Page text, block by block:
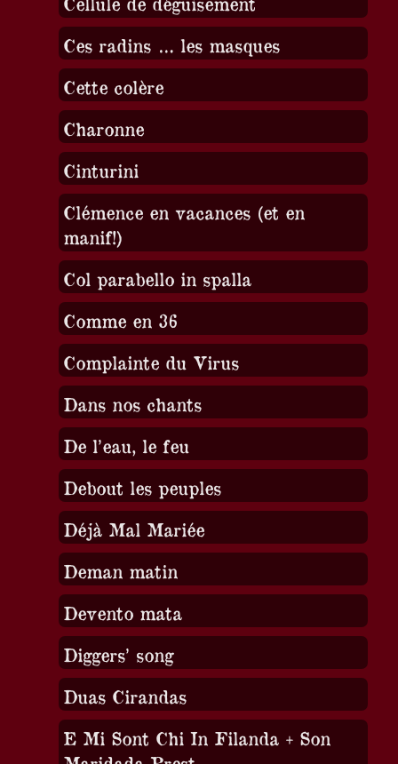
Ces radins … les masques
Cette colère
Charonne
Cinturini
Clémence en vacances (et en
manif!)
Col parabello in spalla
Comme en 36
Complainte du Virus
Dans nos chants
De l’eau, le feu
Debout les peuples
Déjà Mal Mariée
Deman matin
Devento mata
Diggers’ song
Duas Cirandas
E Mi Sont Chi In Filanda + Son